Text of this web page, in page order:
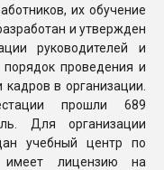
их обучение
и утвержден
руководителей и
порядок проведения и
кадров в организации.
прошли 689
Для организации
учебный центр по
имеет лицензию на